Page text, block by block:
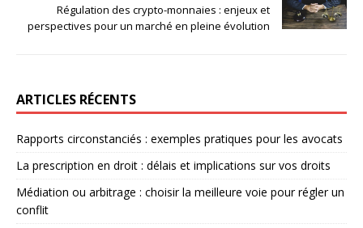
Régulation des crypto-monnaies : enjeux et
perspectives pour un marché en pleine évolution
ARTICLES RÉCENTS
Rapports circonstanciés : exemples pratiques pour les avocats
La prescription en droit : délais et implications sur vos droits
Médiation ou arbitrage : choisir la meilleure voie pour régler un
conflit